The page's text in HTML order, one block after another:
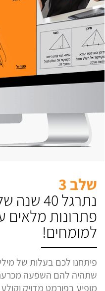
שלב 3
נתרגל
פתרונות מלאים
למומחים!
פיתחנו לכם בעלות של
שתהיה להם השפעה
מופיע בפורמט מדויק